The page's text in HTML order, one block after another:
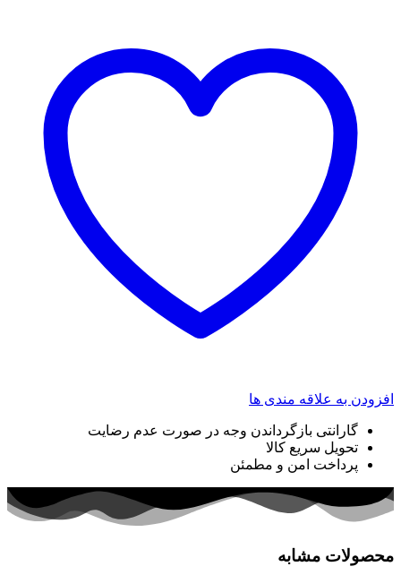
افزودن به علاقه مندی ها
گارانتی بازگرداندن وجه در صورت عدم رضایت
تحویل سریع کالا
پرداخت امن و مطمئن
محصولات مشابه